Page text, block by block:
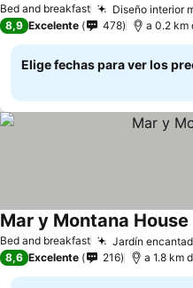
Bed and breakfast Diseño interior
8,9 Excelente 478 a 0.2 km
Elige fechas para ver los
Bed and breakfast Jardín
Mar y Montana House
8,6 Excelente 216 a 1.8 km